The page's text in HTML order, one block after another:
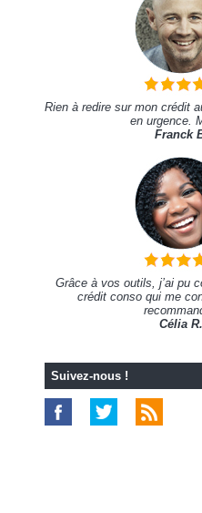
Rien à redire sur mon crédit
en urgence.
Franck
Grâce à vos outils, j’ai pu
crédit conso qui me
Célia R.
Suivez-nous !